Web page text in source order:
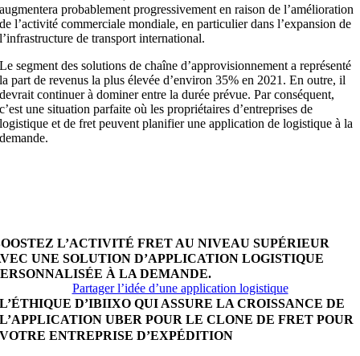
augmentera probablement progressivement en raison de l’amélioration
de l’activité commerciale mondiale, en particulier dans l’expansion de
l’infrastructure de transport international.
Le segment des solutions de chaîne d’approvisionnement a représenté
la part de revenus la plus élevée d’environ 35% en 2021. En outre, il
devrait continuer à dominer entre la durée prévue. Par conséquent,
c’est une situation parfaite où les propriétaires d’entreprises de
logistique et de fret peuvent planifier une application de logistique à la
demande.
L’ACTIVITÉ FRET AU NIVEAU SUPÉRIEUR
UNE SOLUTION D’APPLICATION LOGISTIQUE
À LA DEMANDE.
Partager l’idée d’une application logistique
L’ÉTHIQUE D’IBIIXO QUI ASSURE LA CROISSANCE DE
L’APPLICATION UBER POUR LE CLONE DE FRET POUR
VOTRE ENTREPRISE D’EXPÉDITION